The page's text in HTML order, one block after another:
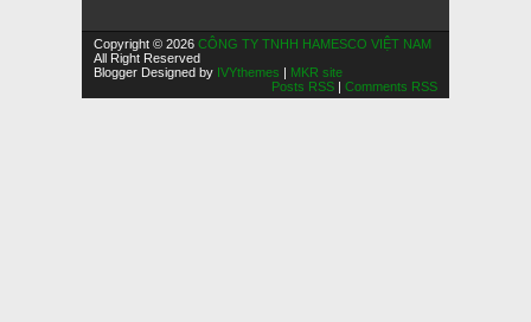
Copyright © 2026 CÔNG TY TNHH HAMESCO VIỆT NAM
All Right Reserved
Blogger Designed by IVYthemes | MKR site
Posts RSS | Comments RSS